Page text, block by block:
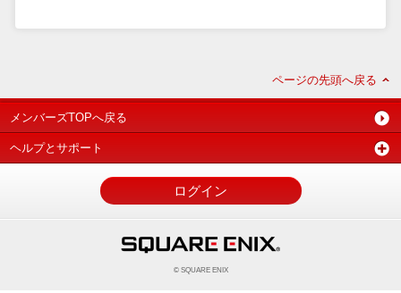
ページの先頭へ戻る
メンバーズTOPへ戻る
ヘルプとサポート
ログイン
© SQUARE ENIX